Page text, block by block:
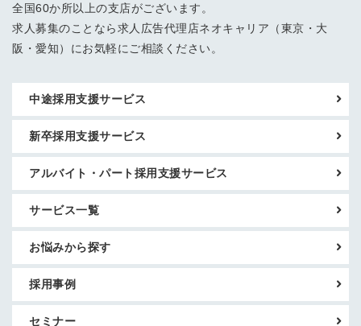
全国60か所以上の支店がございます。
求人募集のことなら求人広告代理店ネオキャリア（東京・大
阪・愛知）にお気軽にご相談ください。
中途採用支援サービス
新卒採用支援サービス
アルバイト・パート採用支援サービス
サービス一覧
お悩みから探す
採用事例
セミナー